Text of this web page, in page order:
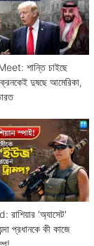
শান্তি চাইছে
দুষছে আমেরিকা,
'অ্যাসেট'
প্রধানকে কী কাজে